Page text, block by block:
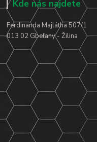
Kde nás najdete
Ferdinanda Majlátha 507/1
013 02 Gbeľany - Žilina